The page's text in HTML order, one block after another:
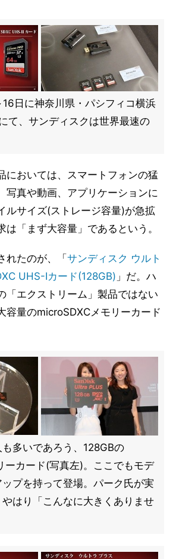
日に神奈川県・パシフィコ横浜
て、サンディスクは世界最速の
においては、スマートフォンの猛
写真や動画、アプリケーションに
ルサイズ(ストレージ容量)が急拡
は「まず大容量」であるという。
れたのが、「 サンディスク ウルト
UHS-Iカード(128GB) 」だ。ハ
「エクストリーム」製品ではない
容量のmicroSDXCメモリーカード
多いであろう、128GBの
ーカード(写真左)。ここでもモデ
プを持って登場。パーク氏が実
はり「こんなに大きくありませ